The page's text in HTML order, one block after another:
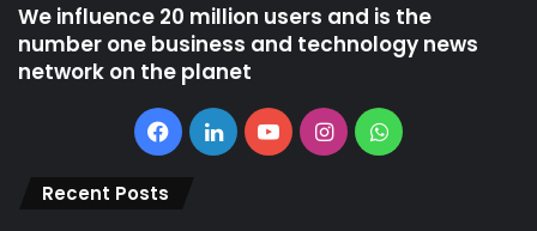
We influence 20 million users and is the
number one business and technology news
network on the planet
Facebook
LinkedInYouTubeInstagramWhatsApp
Recent Posts